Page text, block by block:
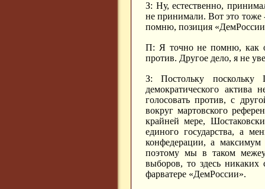
З: Ну, естественно,
не принимали. Вот это тоже
помню, позиция
П: Я точно не помню, как
против. Другое дело, я не
З: Постольку
демократического
голосовать против, с
вокруг мартовского
крайней мере,
единого государства, а
конфедерации, а
поэтому мы в таком
выборов, то здесь никаких
фарватере «ДемРоссии».